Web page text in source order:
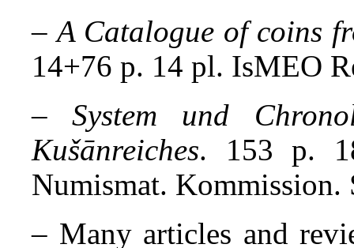
–A Catalogue of coins
14+76 p. 14 pl. IsMEO
–System und
Kušānreiches. 153 p.
Numismat. Kommission.
– Many articles and